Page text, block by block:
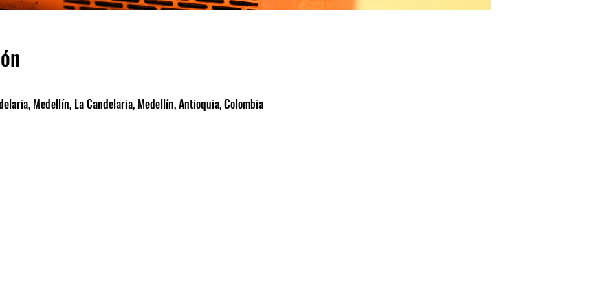
Medellín, La Candelaria, Medellín, Antioquia, Colombia